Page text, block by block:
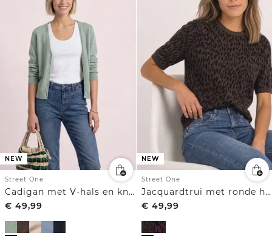
NEW
Street One
Cadigan met V-hals en knoopsluiting
€ 49,99
NEW
Street One
Jacquardtrui met ronde hals en luipaardprint
€ 49,99